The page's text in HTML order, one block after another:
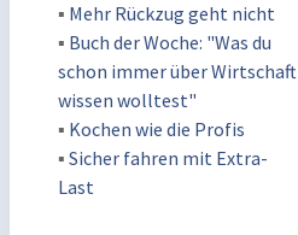
▪ Mehr Rückzug geht nicht
▪ Buch der Woche: "Was du
schon immer über Wirtschaft
wissen wolltest"
▪ Kochen wie die Profis
▪ Sicher fahren mit Extra-
Last